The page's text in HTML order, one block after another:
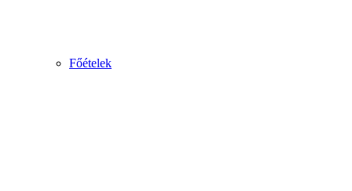
Főételek